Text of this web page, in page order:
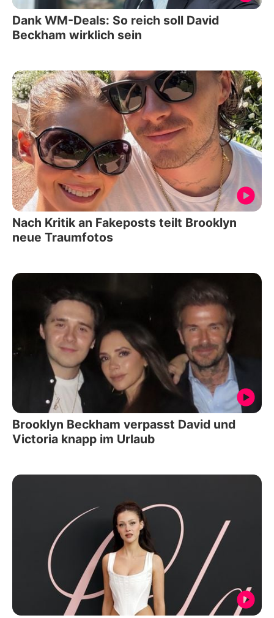
Dank WM-Deals: So reich soll David
Beckham wirklich sein
Nach Kritik an Fakeposts teilt Brooklyn
neue Traumfotos
Brooklyn Beckham verpasst David und
Victoria knapp im Urlaub